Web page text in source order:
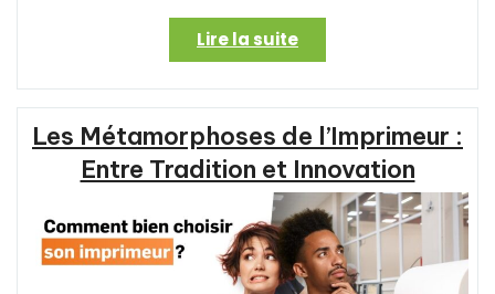
Lire la suite« Les
Clés
de
l’Innovation
:
Réussir
dans
un
Monde
en
Mutation »
Les Métamorphoses de l’Imprimeur :
Entre Tradition et Innovation